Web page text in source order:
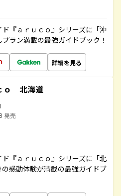
『ａｒｕｃｏ』シリーズに「沖
ラン満載の最強ガイドブック！
詳細を見る
ｏ 北海道
発売
『ａｒｕｃｏ』シリーズに「北
感動体験が満載の最強ガイドブ